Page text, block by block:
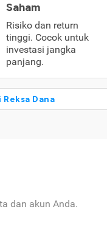
Saham
Risiko dan return
tinggi. Cocok untuk
investasi jangka
panjang.
Dana
dan akun Anda.